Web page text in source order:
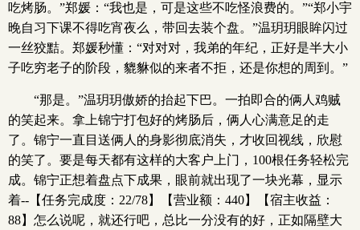
吃烤肠。”郑媛：“我也是，可是这些不吃怪浪费的。”“郑小宇
晚自习下课不得吃宵夜么，带回去装个盘。”温玥玥眼眸闪过
一丝狡黠。郑媛秒懂：“对对对，我弟的年纪，正好是半大小
子吃穷老子的阶段，貔貅似的来者不拒，还是你想的周到。”
“那是。”温玥玥傲娇的抬起下巴。一拍即合的俩人鸡贼
的笑起来。拿上锦宁打包好的烤肠后，俩人心满意足的走
了。锦宁一直目送俩人的身影彻底消失，才收回视线，欣慰
的笑了。要是每天都有这样的大客户上门，100根任务轻松完
成。锦宁正想着盘点下成果，眼前就出现了一块光幕，显示
着--【任务完成度：22/78】【营业额：440】【宿主收益：
88】怎么说呢，就还行吧，总比一分没有的好，正如隔壁大